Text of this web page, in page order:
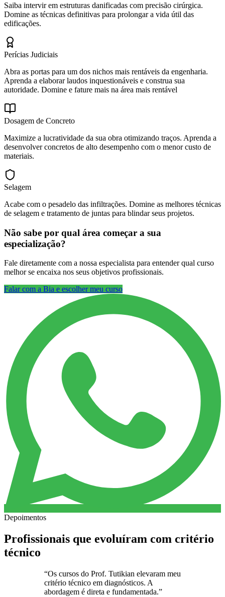
Saiba intervir em estruturas danificadas com precisão cirúrgica.
Domine as técnicas definitivas para prolongar a vida útil das
edificações.
Perícias Judiciais
Abra as portas para um dos nichos mais rentáveis da engenharia.
Aprenda a elaborar laudos inquestionáveis e construa sua
autoridade. Domine e fature mais na área mais rentável
Dosagem de Concreto
Maximize a lucratividade da sua obra otimizando traços. Aprenda a
desenvolver concretos de alto desempenho com o menor custo de
materiais.
Selagem
Acabe com o pesadelo das infiltrações. Domine as melhores técnicas
de selagem e tratamento de juntas para blindar seus projetos.
Não sabe por qual área começar a sua
especialização?
Fale diretamente com a nossa especialista para entender qual curso
melhor se encaixa nos seus objetivos profissionais.
Falar com a Bia e escolher meu curso
Depoimentos
Profissionais que evoluíram com critério
técnico
“Os cursos do Prof. Tutikian elevaram meu
critério técnico em diagnósticos. A
abordagem é direta e fundamentada.”